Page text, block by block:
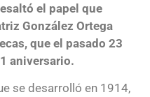
el papel que
González Ortega
que el pasado 23
aniversario.
se desarrolló en 1914,